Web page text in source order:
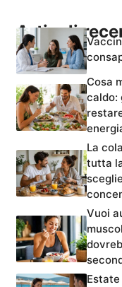
Articoli
Cosa
caldo:
La
tutta
Vuoi